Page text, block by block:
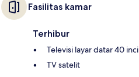
Fasilitas kamar
Terhibur
Televisi layar datar 40 inci
TV satelit